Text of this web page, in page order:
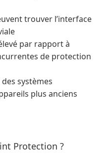
trouver l’interface
par rapport à
de protection
systèmes
plus anciens
Protection ?